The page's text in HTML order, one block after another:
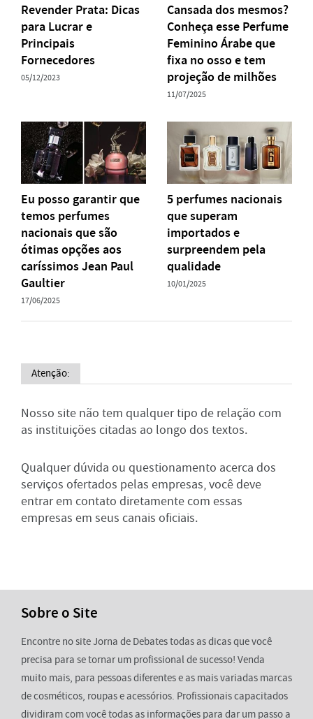
Revender Prata: Dicas
para Lucrar e
Principais
Fornecedores
05/12/2023
Cansada dos mesmos?
Conheça esse Perfume
Feminino Árabe que
fixa no osso e tem
projeção de milhões
11/07/2025
Eu posso garantir que
temos perfumes
nacionais que são
ótimas opções aos
caríssimos Jean Paul
Gaultier
17/06/2025
5 perfumes nacionais
que superam
importados e
surpreendem pela
qualidade
10/01/2025
Atenção:
Nosso site não tem qualquer tipo de relação com
as instituições citadas ao longo dos textos.
Qualquer dúvida ou questionamento acerca dos
serviços ofertados pelas empresas, você deve
entrar em contato diretamente com essas
empresas em seus canais oficiais.
Sobre o Site
Encontre no site Jorna de Debates todas as dicas que você
precisa para se tornar um profissional de sucesso! Venda
muito mais, para pessoas diferentes e as mais variadas marcas
de cosméticos, roupas e acessórios. Profissionais capacitados
dividiram com você todas as informações para dar um passo a